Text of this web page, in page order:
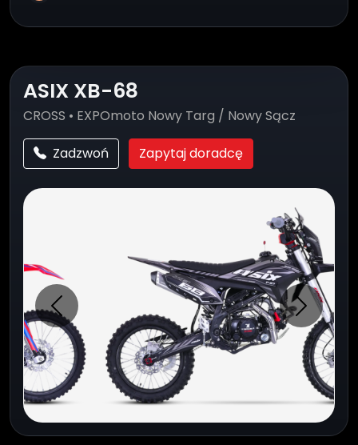
ASIX XB-68
CROSS • EXPOmoto Nowy Targ / Nowy Sącz
Zadzwoń Zapytaj doradcę
Poprzednie